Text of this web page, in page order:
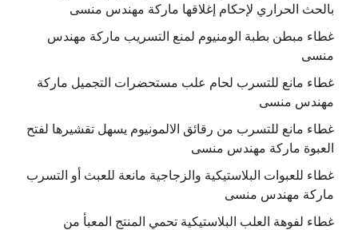
بالحث الحراري لإحكام إغلاقها ماركة مهندس منسى
غطاء مبطن بطبة الومنيوم لمنع التسريب ماركة مهندس
منسى
غطاء مانع للتسرب لحام علب مستحضرات التجميل ماركة
مهندس منسى
غطاء مانع للتسرب من رقائق الالمونيوم يسهل تقشيرها لفتح
العبوة ماركة مهندس منسى
غطاء للعبوات البلاستيكية والزجاجية مانعة للعبث أو التسرب
ماركة مهندس منسى
غطاء لفوهة العلب البلاستيكية تحمي المنتج المعبأ من